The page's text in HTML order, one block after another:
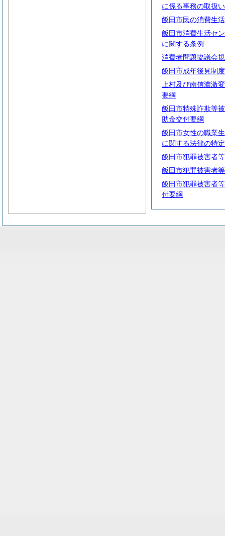
に係る事務の取扱
飯田市民の消費生
飯田市消費生活セ
に関する条例
消費者問題協議会
飯田市成年後見制
上村及び南信濃激
要綱
飯田市特殊詐欺等
助金交付要綱
飯田市女性の職業
に関する法律の特
飯田市犯罪被害者
飯田市犯罪被害者
飯田市犯罪被害者
付要綱